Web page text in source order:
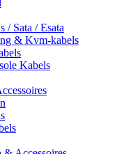
/ Sata / Esata
& Kvm-kabels
Kabels